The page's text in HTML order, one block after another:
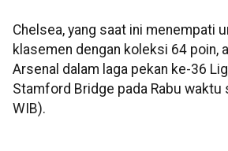
Chelsea, yang saat ini menempati
klasemen dengan koleksi 64 poin,
Arsenal dalam laga pekan ke-36
Stamford Bridge pada Rabu
WIB).